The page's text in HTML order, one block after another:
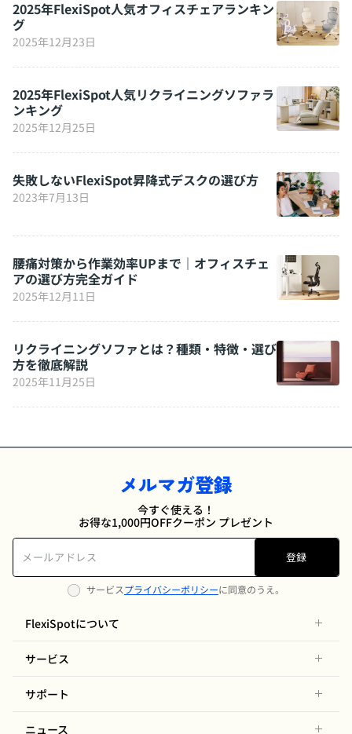
2025年FlexiSpot人気オフィスチェアランキン
グ
2025年12月23日
2025年FlexiSpot人気リクライニングソファラ
ンキング
2025年12月25日
失敗しないFlexiSpot昇降式デスクの選び方
2023年7月13日
腰痛対策から作業効率UPまで｜オフィスチェ
アの選び方完全ガイド
2025年12月11日
リクライニングソファとは？種類・特徴・選び
方を徹底解説
2025年11月25日
メルマガ登録
今すぐ使える！
お得な1,000円OFFクーポン プレゼント
登録
サービスプライバシーポリシーに同意のうえ。
FlexiSpotについて
サービス
サポート
ニュース